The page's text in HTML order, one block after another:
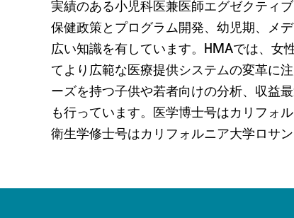
実績のある小児科医兼医師エグゼクティ
保健政策とプログラム開発、幼児期、メ
広い知識を有しています。HMAでは、女
てより広範な医療提供システムの変革に
ーズを持つ子供や若者向けの分析、収益
も行っています。医学博士号はカリフォ
衛生学修士号はカリフォルニア大学ロサ